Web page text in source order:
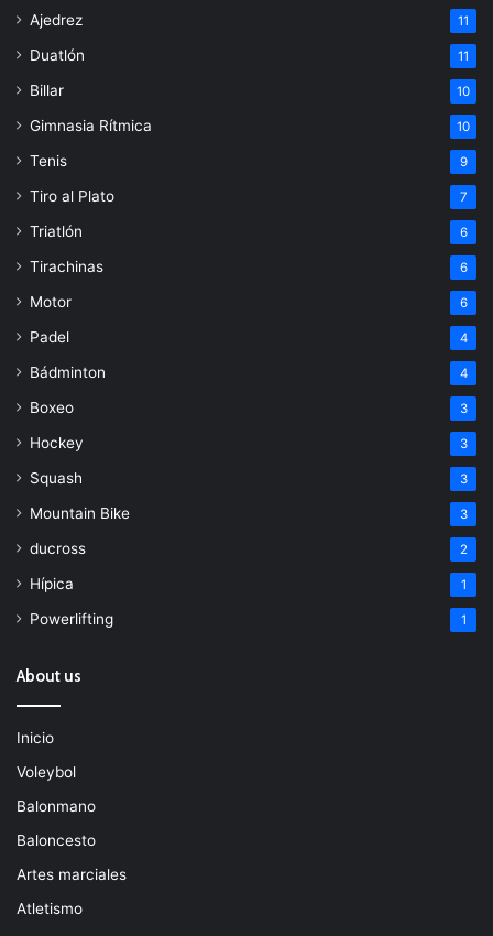
Ajedrez 11
Duatlón 11
Billar 10
Gimnasia Rítmica 10
Tenis 9
Tiro al Plato 7
Triatlón 6
Tirachinas 6
Motor 6
Padel 4
Bádminton 4
Boxeo 3
Hockey 3
Squash 3
Mountain Bike 3
ducross 2
Hípica 1
Powerlifting 1
About us
Inicio
Voleybol
Balonmano
Baloncesto
Artes marciales
Atletismo